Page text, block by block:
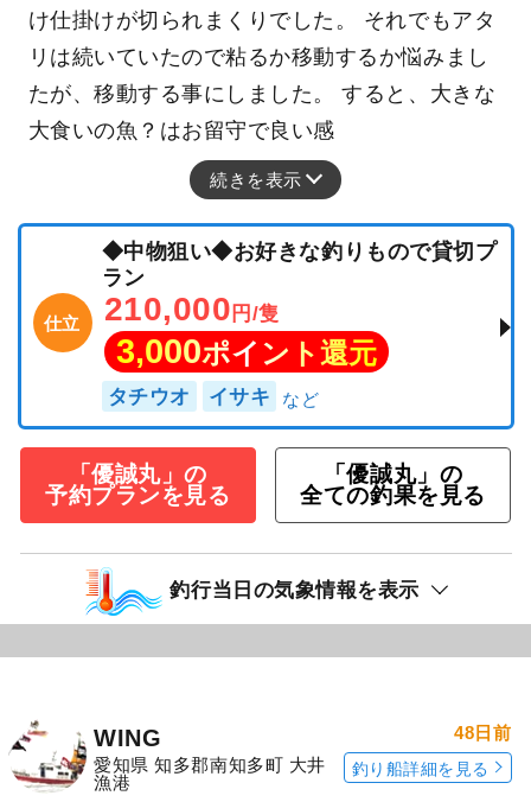
け仕掛けが切られまくりでした。 それでもアタ
リは続いていたので粘るか移動するか悩みまし
たが、移動する事にしました。 すると、大きな
大食いの魚？はお留守で良い感
続きを表示
仕立
◆中物狙い◆お好きな釣りもので貸切プ
ラン
210,000 円/隻
3,000ポイント還元
タチウオ イサキ
「優誠丸」の
予約プランを見る
「優誠丸」の
全ての釣果を見る
釣行当日の気象情報を表示
WING
愛知県 知多郡南知多町 大井
漁港
48日前
釣り船詳細を見る